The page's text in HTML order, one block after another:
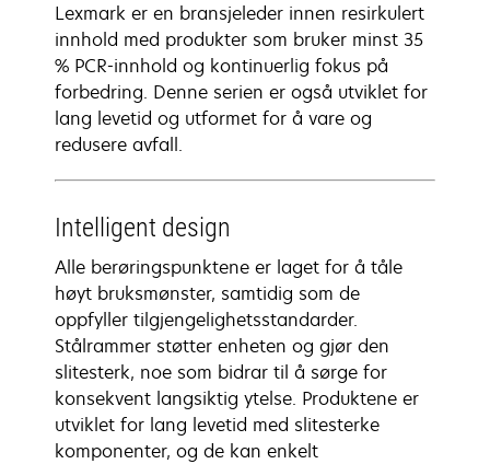
Lexmark er en bransjeleder innen resirkulert
innhold med produkter som bruker minst 35
% PCR-innhold og kontinuerlig fokus på
forbedring. Denne serien er også utviklet for
lang levetid og utformet for å vare og
redusere avfall.
Intelligent design
Alle berøringspunktene er laget for å tåle
høyt bruksmønster, samtidig som de
oppfyller tilgjengelighetsstandarder.
Stålrammer støtter enheten og gjør den
slitesterk, noe som bidrar til å sørge for
konsekvent langsiktig ytelse. Produktene er
utviklet for lang levetid med slitesterke
komponenter, og de kan enkelt